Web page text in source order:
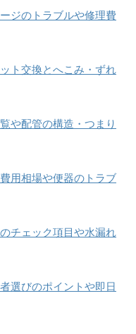
ジのトラブルや修理費
ト交換とへこみ・ずれ
や配管の構造・つまり
用相場や便器のトラブ
チェック項目や水漏れ
選びのポイントや即日